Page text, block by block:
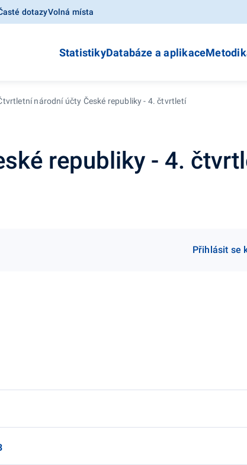
dotazyVolná místa
StatistikyDatabáze a aplikace
národní účty České republiky - 4. čtvrtletí
republiky - 4.
Přihlásit se